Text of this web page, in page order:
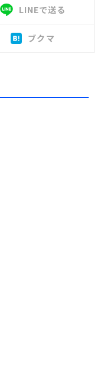
LINEで送る
ブクマ